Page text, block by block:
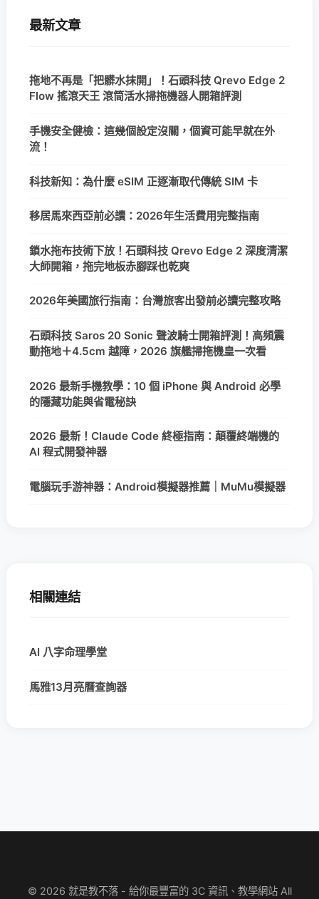
最新文章
拖地不再是「把髒水抹開」！石頭科技 Qrevo Edge 2
Flow 搖滾天王 滾筒活水掃拖機器人開箱評測
手機安全健檢：這幾個設定沒關，個資可能早就在外
流！
科技新知：為什麼 eSIM 正逐漸取代傳統 SIM 卡
移居馬來西亞前必讀：2026年生活費用完整指南
鎖水拖布技術下放！石頭科技 Qrevo Edge 2 深度清潔
大師開箱，拖完地板赤腳踩也乾爽
2026年美國旅行指南：台灣旅客出發前必讀完整攻略
石頭科技 Saros 20 Sonic 聲波騎士開箱評測！高頻震
動拖地＋4.5cm 越障，2026 旗艦掃拖機皇一次看
2026 最新手機教學：10 個 iPhone 與 Android 必學
的隱藏功能與省電秘訣
2026 最新！Claude Code 終極指南：顛覆終端機的
AI 程式開發神器
電腦玩手游神器：Android模擬器推薦｜MuMu模擬器
相關連結
AI 八字命理學堂
馬雅13月亮曆查詢器
© 2026 就是教不落 - 給你最豐富的 3C 資訊、教學網站 All